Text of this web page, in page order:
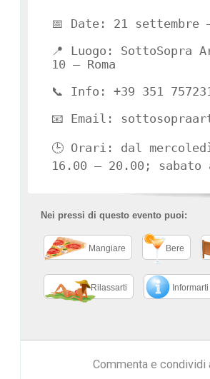
📅 Date: 21 settembre
📍 Luogo: SottoSopra
10 – Roma
📞 Info: ‪+39 351
📧 Email:
🕒 Orari: dal
16.00 – 20.00; sabato
Nei pressi di questo evento puoi:
Mangiare Bere
Rilassarti Informarti
Commenta e